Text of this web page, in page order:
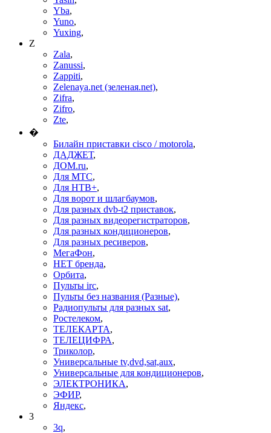
Yba,
Yuno,
Yuxing,
Z
Zala,
Zanussi,
Zappiti,
Zelenaya.net (зеленая.net),
Zifra,
Zifro,
Zte,
�
Билайн приставки cisco / motorola,
ДАДЖЕТ,
ДОМ.ru,
Для МТС,
Для НТВ+,
Для ворот и шлагбаумов,
Для разных dvb-t2 приставок,
Для разных видеорегистраторов,
Для разных кондиционеров,
Для разных ресиверов,
МегаФон,
НЕТ бренда,
Орбита,
Пульты irc,
Пульты без названия (Разные),
Радиопульты для разных sat,
Ростелеком,
ТЕЛЕКАРТА,
ТЕЛЕЦИФРА,
Триколор,
Универсальные tv,dvd,sat,aux,
Универсальные для кондиционеров,
ЭЛЕКТРОНИКА,
ЭФИР,
Яндекс,
3
3q,